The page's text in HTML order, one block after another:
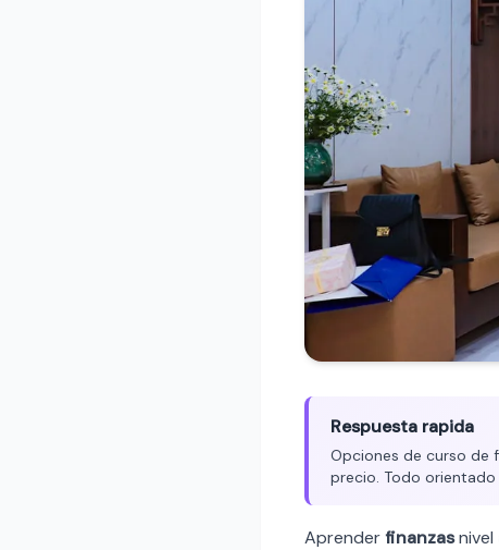
Respuesta rapida
Opciones de curso de
precio. Todo orientado
Aprenderfinanzasnivel